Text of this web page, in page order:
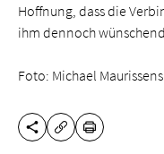
Hoffnung, dass die
ihm dennoch
Foto: Michael Maurissens
DIESE SEITE TEILEN
URL KOPIEREN
DRUCKEN